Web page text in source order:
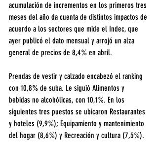
acumulación de incrementos en los primeros tres
meses del año da cuenta de distintos impactos de
acuerdo a los sectores que mide el Indec, que
ayer publicó el dato mensual y arrojó un alza
general de precios de 8,4% en abril.
Prendas de vestir y calzado encabezó el ranking
con 10,8% de suba. Le siguió Alimentos y
bebidas no alcohólicas, con 10,1%. En los
siguientes tres puestos se ubicaron Restaurantes
y hoteles (9,9%); Equipamiento y mantenimiento
del hogar (8,6%) y Recreación y cultura (7,5%).